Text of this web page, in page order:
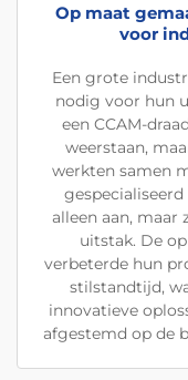
Op maat
voor
Een grote
nodig voor hun
een CCAM-
weerstaan,
werkten samen
alleen aan, maar
uitstak. De
verbeterde hun
stilstandtijd,
innovatieve
afgestemd op de